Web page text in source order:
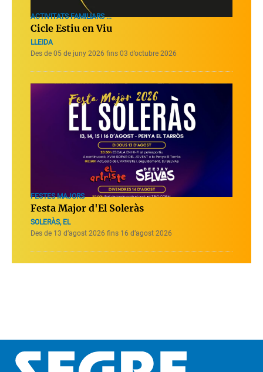
ACTIVITATS FAMILIARS ...
Cicle Estiu en Viu
LLEIDA
Des de 05 de juny 2026 fins 03 d’octubre 2026
FESTES MAJORS
Festa Major d'El Soleràs
SOLERÀS, EL
Des de 13 d’agost 2026 fins 16 d’agost 2026